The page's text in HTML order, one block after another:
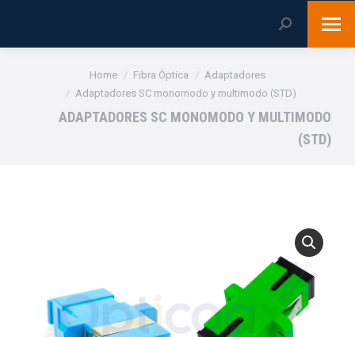
Search:
You are here:Home Fibra Óptica
Adaptadores
Adaptadores SC monomodo y multimodo (STD)
ADAPTADORES SC MONOMODO Y MULTIMODO
(STD)